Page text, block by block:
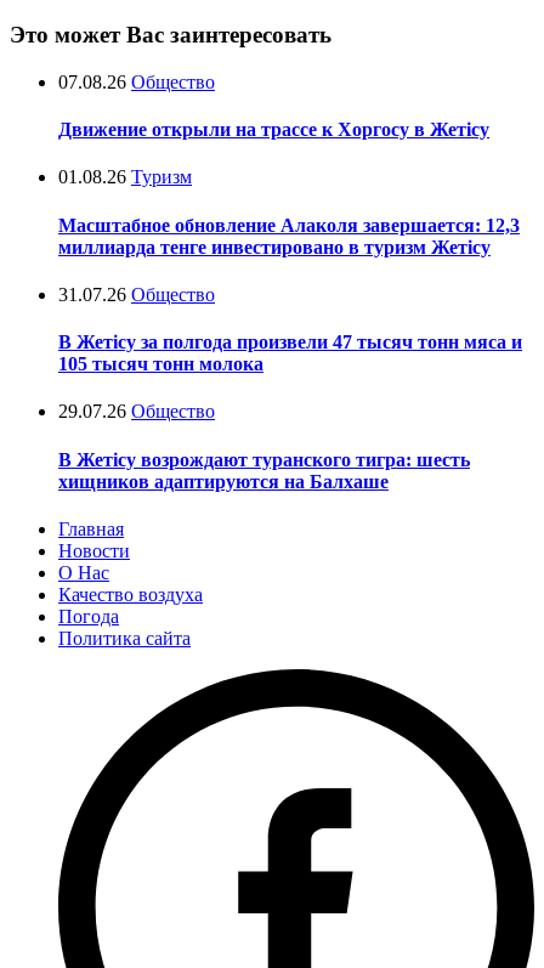
Это может Вас заинтересовать
07.08.26 Общество
Движение открыли на трассе к Хоргосу в Жетісу
01.08.26 Туризм
Масштабное обновление Алаколя завершается: 12,3
миллиарда тенге инвестировано в туризм Жетісу
31.07.26 Общество
В Жетісу за полгода произвели 47 тысяч тонн мяса и
105 тысяч тонн молока
29.07.26 Общество
В Жетісу возрождают туранского тигра: шесть
хищников адаптируются на Балхаше
Главная
Новости
О Нас
Качество воздуха
Погода
Политика сайта